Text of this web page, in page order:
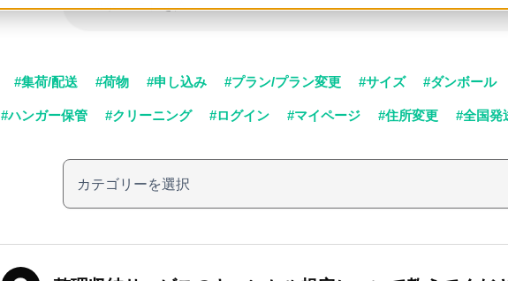
#集荷/配送 #荷物 #申し込み #プラン/プラン変更 #サイズ #ダンボール
#ハンガー保管 #クリーニング #ログイン #マイページ #住所変更 #全国発